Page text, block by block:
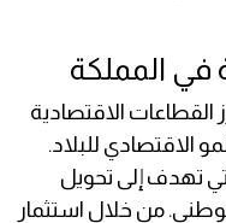
في المملكة
القطاعات الاقتصادية
الاقتصادي للبلاد.
المملكة رؤية 2030، التي تهدف إلى تحويل
من خلال استثمار